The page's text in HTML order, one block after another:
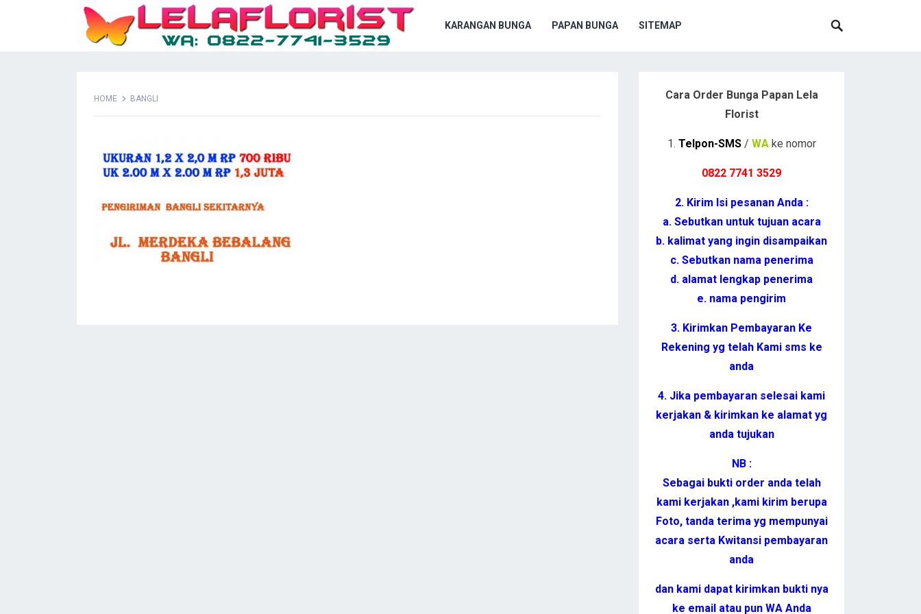
KARANGAN BUNGA PAPAN BUNGA SITEMAP
HOME BANGLI
Cara Order Bunga Papan Lela
Florist
1. Telpon-SMS/ WAke nomor
0822 7741 3529
2. Kirim Isi pesanan Anda :
a. Sebutkan untuk tujuan acara
b. kalimat yang ingin disampaikan
c. Sebutkan nama penerima
d. alamat lengkap penerima
e. nama pengirim
3. Kirimkan Pembayaran Ke
Rekening yg telah Kami sms ke
anda
4. Jika pembayaran selesai kami
kerjakan & kirimkan ke alamat yg
anda tujukan
NB :
Sebagai bukti order anda telah
kami kerjakan ,kami kirim berupa
Foto, tanda terima yg mempunyai
acara serta Kwitansi pembayaran
anda
dan kami dapat kirimkan bukti nya
ke email atau pun WA Anda